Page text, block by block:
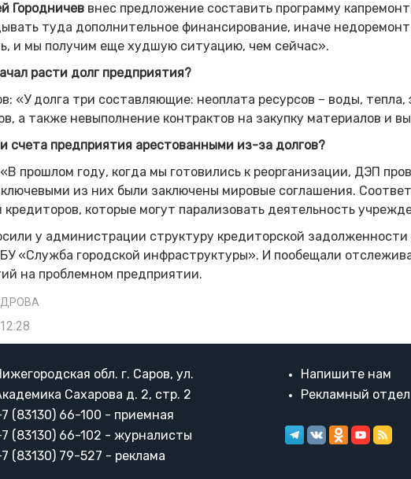
Городничеввнес предложение составить программу
туда дополнительное финансирование, иначе
и мы получим еще худшую ситуацию, чем сейчас».
расти долг предприятия?
«У долга три составляющие: неоплата ресурсов – воды, тепла,
а также невыполнение контрактов на закупку материалов и
счета предприятия арестованными из-за долгов?
прошлом году, когда мы готовились к реорганизации, ДЭП
из них были заключены мировые соглашения.
которые могут парализовать деятельность
у администрации структуру кредиторской задолженности
«Служба городской инфраструктуры». И пообещали
на проблемном предприятии.
обл. г. Саров, ул.
Сахарова д. 2, стр. 2
(83130) 66-100 - приемная
(83130) 66-102 - журналисты
(83130) 79-527 - реклама
Напишите нам
Рекламный отдел